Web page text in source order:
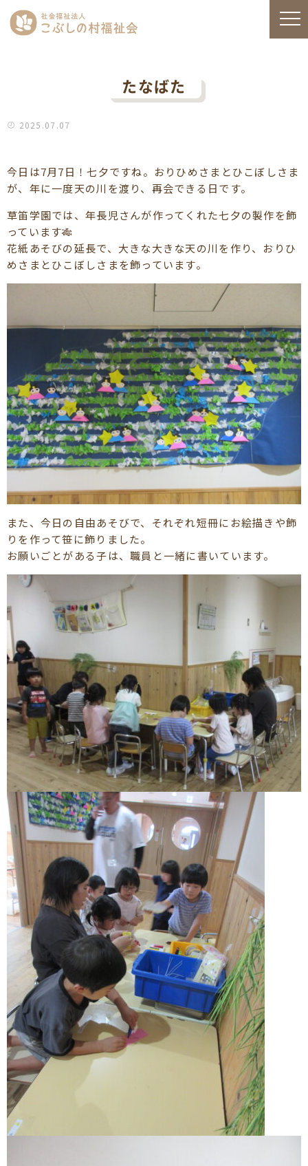
たなばた
2025.07.07
今日は7月7日！七夕ですね。おりひめさまとひこぼしさま
が、年に一度天の川を渡り、再会できる日です。
草笛学園では、年長児さんが作ってくれた七夕の製作を飾
っています🎋
花紙あそびの延長で、大きな大きな天の川を作り、おりひ
めさまとひこぼしさまを飾っています。
また、今日の自由あそびで、それぞれ短冊にお絵描きや飾
りを作って笹に飾りました。
お願いごとがある子は、職員と一緒に書いています。